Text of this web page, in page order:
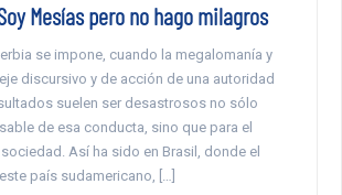
Mesías pero no hago milagros
se impone, cuando la megalomanía y
discursivo y de acción de una autoridad
suelen ser desastrosos no sólo
de esa conducta, sino que para el
Así ha sido en Brasil, donde el
país sudamericano, […]